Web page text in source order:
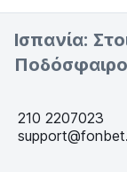
Ισπανία:
Ποδόσφαιρο
210 2207023